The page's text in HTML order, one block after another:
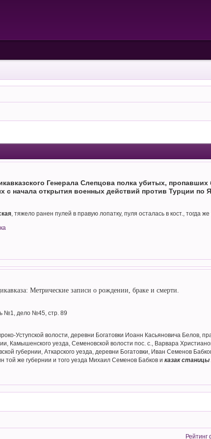
Генерала Слепцова полка убитых, пропавших
с начала открытия военных действий против Турции по
, тяжело ранен пулей в правую лопатку, пуля осталась в кост., тогда
Метрические записи о рождении, браке и смерти.
№1, дело №45, стр. 89
Уступской волости, деревни Богатовки Иоанн Касьяновича Белов,
Камышенского уезда, Семеновской волости пос. с., Варвара
губернии, Аткарского уезда, деревни Богатовки, Иван Семенов
той же губернии и того уезда Михаил Семенов Бабков иказак
Рейтинг